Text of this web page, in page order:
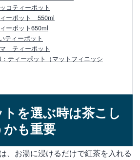
【ティーポットの選び方】素材や種類で選
ぶおすすめティーポット
【初心者向け】紅茶のおいしい入れ方と持
ティーポットのおすすめを種類別でご紹
介！選ぶポイント
コティーポット
ーポット 550ml
ーポット650ml
ティーポット
ティーポット
ティーポット（マットフィニッシ
を選ぶ時は茶こし
も重要
、お湯に浸けるだけで紅茶を入れる